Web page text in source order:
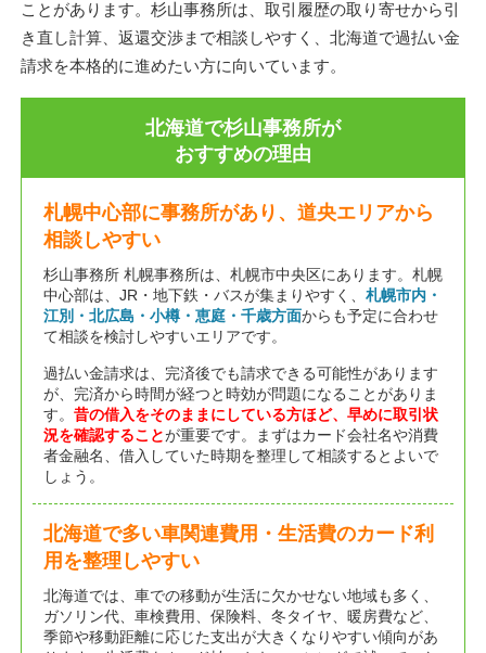
ことがあります。杉山事務所は、取引履歴の取り寄せから引
き直し計算、返還交渉まで相談しやすく、北海道で過払い金
請求を本格的に進めたい方に向いています。
北海道で杉山事務所が
おすすめの理由
札幌中心部に事務所があり、道央エリアから
相談しやすい
杉山事務所 札幌事務所は、札幌市中央区にあります。札幌
中心部は、JR・地下鉄・バスが集まりやすく、 札幌市内・
江別・北広島・小樽・恵庭・千歳方面からも予定に合わせ
て相談を検討しやすいエリアです。
過払い金請求は、完済後でも請求できる可能性があります
が、完済から時間が経つと時効が問題になることがありま
す。 昔の借入をそのままにしている方ほど、早めに取引状
況を確認することが重要です。まずはカード会社名や消費
者金融名、借入していた時期を整理して相談するとよいで
しょう。
北海道で多い車関連費用・生活費のカード利
用を整理しやすい
北海道では、車での移動が生活に欠かせない地域も多く、
ガソリン代、車検費用、保険料、冬タイヤ、暖房費など、
季節や移動距離に応じた支出が大きくなりやすい傾向があ